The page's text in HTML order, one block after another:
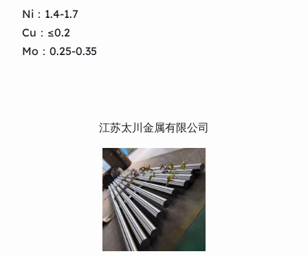
Ni：1.4-1.7
Cu：≤0.2
Mo：0.25-0.35
江苏太川金属有限公司